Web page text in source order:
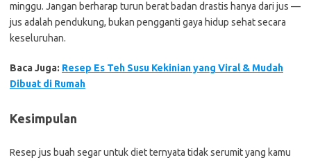
minggu. Jangan berharap turun berat badan drastis hanya dari jus —
jus adalah pendukung, bukan pengganti gaya hidup sehat secara
keseluruhan.
Baca Juga: Resep Es Teh Susu Kekinian yang Viral & Mudah
Dibuat di Rumah
Kesimpulan
Resep jus buah segar untuk diet ternyata tidak serumit yang kamu